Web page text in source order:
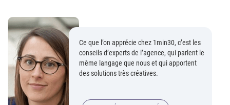
Ce que l’on apprécie chez 1min30, c’est les
conseils d’experts de l’agence, qui parlent le
même langage que nous et qui apportent
des solutions très créatives.